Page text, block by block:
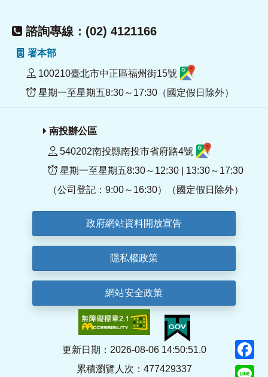
諮詢專線：(02) 4121166
署本部
100210臺北市中正區福州街15號
星期一至星期五8:30～17:30（國定假日除外）
南投辦公區
540202南投縣南投市省府路4號
星期一至星期五8:30～12:30 | 13:30～17:30
（公司登記：9:00～16:30）（國定假日除外）
政府網站資料開放宣告
隱私權政策
網站安全政策
更新日期：2026-08-06 14:50:51.0
累積瀏覽人次：477429337